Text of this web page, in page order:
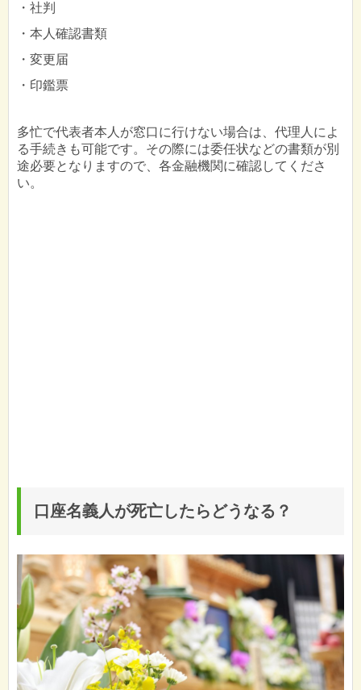
・社判
・本人確認書類
・変更届
・印鑑票
多忙で代表者本人が窓口に行けない場合は、代理人によ
る手続きも可能です。その際には委任状などの書類が別
途必要となりますので、各金融機関に確認してくださ
い。
口座名義人が死亡したらどうなる？